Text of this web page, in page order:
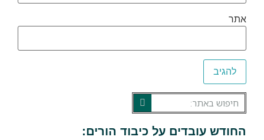
אתר
החודש עובדים על כיבוד הורים: